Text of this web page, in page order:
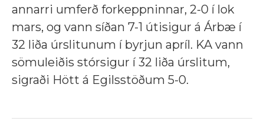
annarri umferð forkeppninnar, 2-0 í lok
mars, og vann síðan 7-1 útisigur á Árbæ í
32 liða úrslitunum í byrjun apríl. KA vann
sömuleiðis stórsigur í 32 liða úrslitum,
sigraði Hött á Egilsstöðum 5-0.